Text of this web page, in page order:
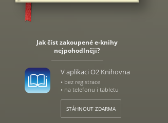
Jak číst zakoupené e-knihy
nejpohodlněji?
V aplikaci O2 Knihovna
• bez registrace
• na telefonu i tabletu
STÁHNOUT ZDARMA